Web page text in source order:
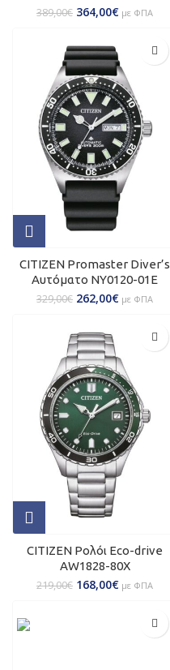
389,00€ 364,00€ με ΦΠΑ
CITIZEN Promaster Diver’s
Αυτόματο NY0120-01E
329,00€ 262,00€ με ΦΠΑ
CITIZEN Ρολόι Eco-drive
AW1828-80X
219,00€ 168,00€ με ΦΠΑ